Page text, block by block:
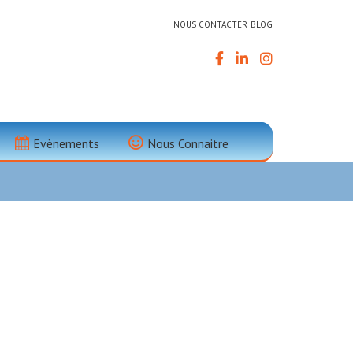
NOUS CONTACTER BLOG
Evènements Nous Connaitre